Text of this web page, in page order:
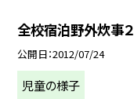
全校宿泊野外炊事２
公開日 2012/07/24
児童の様子